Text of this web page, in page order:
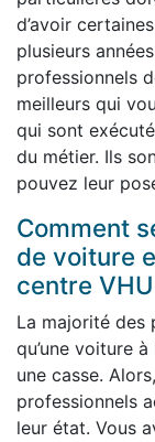
d’avoir
plusieurs
professionnels
meilleurs qui
qui sont
du métier. Ils
pouvez leur
Comment
de voiture
centre
La majorité des
qu’une voiture
une casse.
professionnels
leur état. Vous